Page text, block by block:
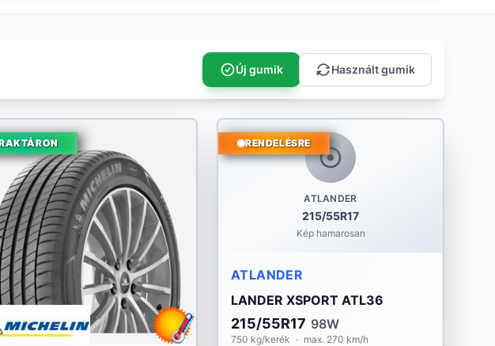
Új gumik Használt gumik
ATLANDER
215/55R17
Kép hamarosan
RENDELÉSRE
ATLANDER
LANDER XSPORT ATL36
215/55R17 98W
750 kg/kerék · max. 270 km/h